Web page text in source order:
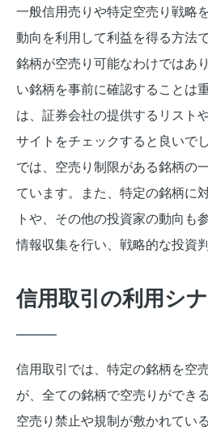
一般信用売りや特定空売り戦略
動向を利用して利益を得る方法
銘柄が空売り可能なわけではあ
い銘柄を事前に確認することは
は、証券会社の提供するリスト
サイトをチェックすると良いで
では、空売り制限がある銘柄の
ています。また、特定の銘柄に
トや、その他の投資家の動向も
情報収集を行い、戦略的な投資
信用取引の利用シ
信用取引では、特定の銘柄を空
が、全ての銘柄で空売りができ
空売り禁止や規制が敷かれてい